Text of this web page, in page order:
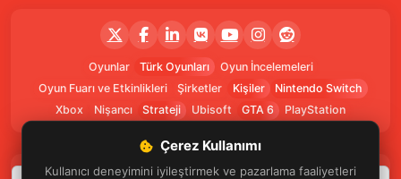
Çerez Kullanımı
Kullanıcı deneyimini iyileştirmek ve pazarlama faaliyetleri
Oyunlar Türk Oyunları
Oyun İncelemeleri
Oyun Fuarı ve Etkinlikleri
Şirketler Kişiler
Nintendo Switch
Xbox
Nişancı Strateji Ubisoft GTA 6 PlayStation